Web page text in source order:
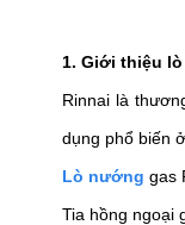
1. Giới thiệu lò
Rinnai là
dụng phổ biến
Lò nướng gas
Tia hồng ngoại